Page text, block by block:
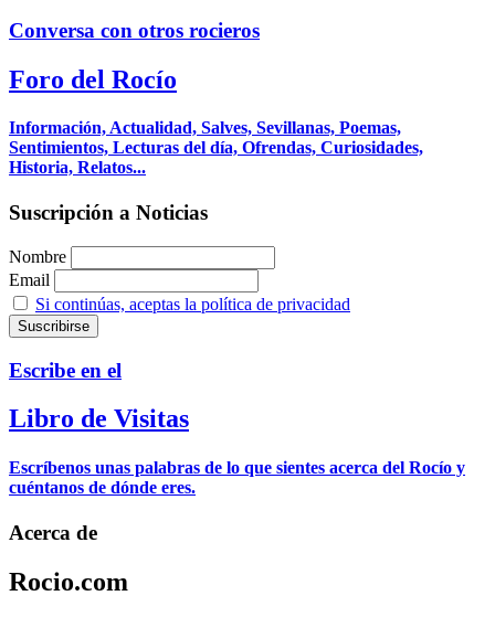
Conversa con otros rocieros
Foro del Rocío
Información, Actualidad, Salves, Sevillanas, Poemas,
Sentimientos, Lecturas del día, Ofrendas, Curiosidades,
Historia, Relatos...
Suscripción a Noticias
Nombre
Email
Si continúas, aceptas la política de privacidad
Escribe en el
Libro de Visitas
Escríbenos unas palabras de lo que sientes acerca del Rocío y
cuéntanos de dónde eres.
Acerca de
Rocio.com